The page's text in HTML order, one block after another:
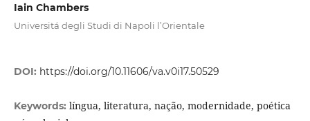
Iain Chambers
Universitá degli Studi di Napoli l’Orientale
DOI: https://doi.org/10.11606/va.v0i17.50529
Keywords: língua, literatura, nação, modernidade, poética